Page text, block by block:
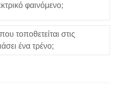
φαινόμενο;
τοποθετείται στις
ένα τρένο;